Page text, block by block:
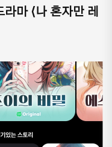
마 ⟨나 혼자만 레